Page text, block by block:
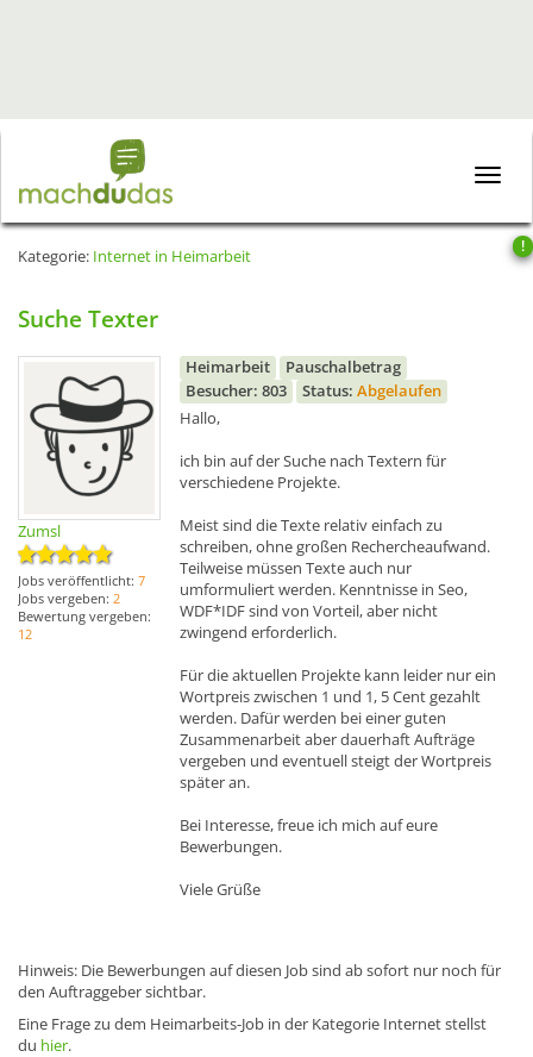
Toggle
!
Kategorie: Internet in Heimarbeit
Suche Texter
Zumsl
Jobs veröffentlicht: 7
Jobs vergeben: 2
Bewertung vergeben:
12
Heimarbeit
Pauschalbetrag
Besucher: 803
Status: Abgelaufen
Hallo,
ich bin auf der Suche nach Textern für
verschiedene Projekte.
Meist sind die Texte relativ einfach zu
schreiben, ohne großen Rechercheaufwand.
Teilweise müssen Texte auch nur
umformuliert werden. Kenntnisse in Seo,
WDF*IDF sind von Vorteil, aber nicht
zwingend erforderlich.
Für die aktuellen Projekte kann leider nur ein
Wortpreis zwischen 1 und 1, 5 Cent gezahlt
werden. Dafür werden bei einer guten
Zusammenarbeit aber dauerhaft Aufträge
vergeben und eventuell steigt der Wortpreis
später an.
Bei Interesse, freue ich mich auf eure
Bewerbungen.
Viele Grüße
Hinweis: Die Bewerbungen auf diesen Job sind ab sofort nur noch für
den Auftraggeber sichtbar.
Eine Frage zu dem Heimarbeits-Job in der Kategorie Internet stellst
du hier.